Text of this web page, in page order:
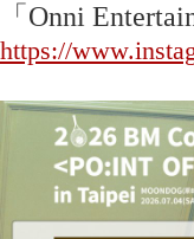
「Onni
https://